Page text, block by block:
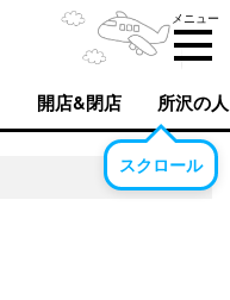
メニュー
開店&閉店 所沢の人
スクロール